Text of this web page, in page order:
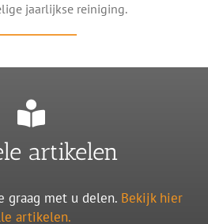
jaarlijkse reiniging.
artikelen
graag met u delen. Bekijk hier
artikelen.